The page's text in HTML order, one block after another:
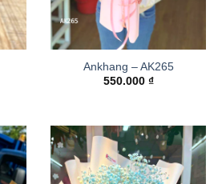
Ankhang – AK265
550.000 ₫